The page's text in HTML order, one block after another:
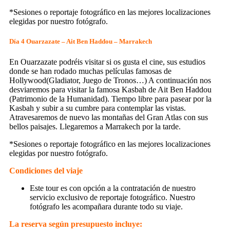
*Sesiones o reportaje fotográfico en las mejores localizaciones
elegidas por nuestro fotógrafo.
Día 4 Ouarzazate – Ait Ben Haddou – Marrakech
En Ouarzazate podréis visitar si os gusta el cine, sus estudios
donde se han rodado muchas películas famosas de
Hollywood(Gladiator, Juego de Tronos…) A continuación nos
desviaremos para visitar la famosa Kasbah de Ait Ben Haddou
(Patrimonio de la Humanidad). Tiempo libre para pasear por la
Kasbah y subir a su cumbre para contemplar las vistas.
Atravesaremos de nuevo las montañas del Gran Atlas con sus
bellos paisajes. Llegaremos a Marrakech por la tarde.
*Sesiones o reportaje fotográfico en las mejores localizaciones
elegidas por nuestro fotógrafo.
Condiciones del viaje
Este tour es con opción a la contratación de nuestro
servicio exclusivo de reportaje fotográfico. Nuestro
fotógrafo les acompañara durante todo su viaje.
La reserva según presupuesto incluye: